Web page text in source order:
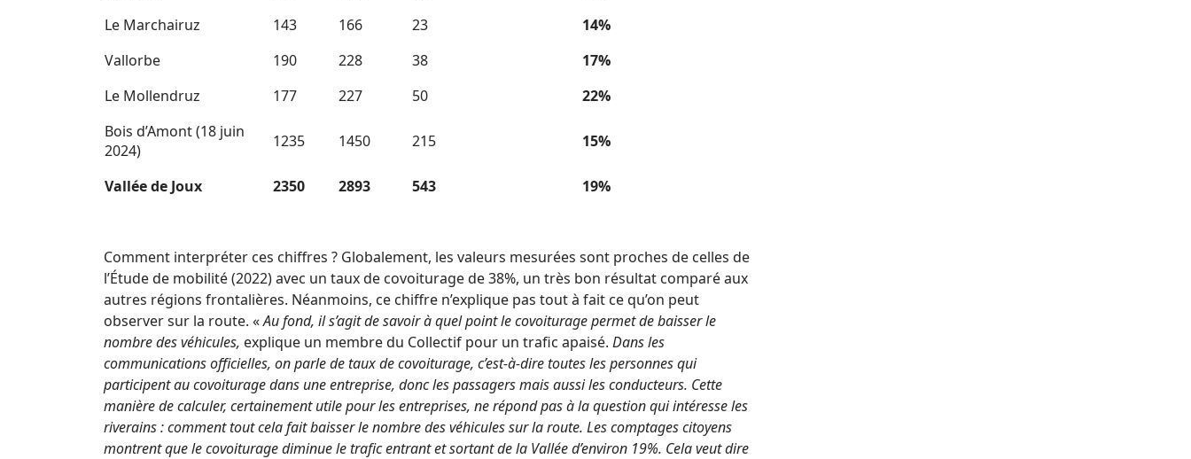
Le Marchairuz
143 166 23
14%
Vallorbe
190 228 38
17%
Le Mollendruz
177 227 50
22%
Bois d’Amont (18 juin
2024)
1235 1450 215 15%
Vallée de Joux 2350 2893 543 19%
Comment interpréter ces chiffres ? Globalement, les valeurs mesurées sont proches de celles de
l’Étude de mobilité (2022) avec un taux de covoiturage de 38%, un très bon résultat comparé aux
autres régions frontalières. Néanmoins, ce chiffre n’explique pas tout à fait ce qu’on peut
observer sur la route. «Au fond, il s’agit de savoir à quel point le covoiturage permet de baisser le
nombre des véhicules, explique un membre du Collectif pour un trafic apaisé. Dans les
communications officielles, on parle de taux de covoiturage, c’est-à-dire toutes les personnes qui
participent au covoiturage dans une entreprise, donc les passagers mais aussi les conducteurs. Cette
manière de calculer, certainement utile pour les entreprises, ne répond pas à la question qui intéresse les
riverains : comment tout cela fait baisser le nombre des véhicules sur la route. Les comptages citoyens
montrent que le covoiturage diminue le trafic entrant et sortant de la Vallée d’environ 19%. Cela veut dire